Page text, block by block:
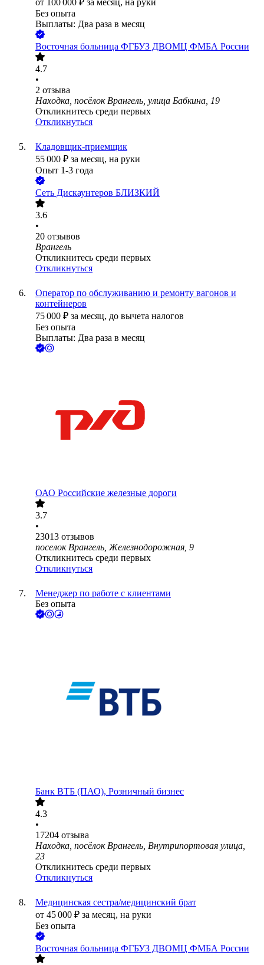
от 100 000 ₽ за месяц, на руки
Без опыта
Выплаты: Два раза в месяц
Восточная больница ФГБУЗ ДВОМЦ ФМБА России
4.7
•
2 отзыва
Находка, посёлок Врангель, улица Бабкина, 19
Откликнитесь среди первых
Откликнуться
Кладовщик-приемщик
55 000 ₽ за месяц, на руки
Опыт 1-3 года
Сеть Дискаунтеров БЛИЗКИЙ
3.6
•
20 отзывов
Врангель
Откликнитесь среди первых
Откликнуться
Оператор по обслуживанию и ремонту вагонов и
контейнеров
75 000 ₽ за месяц, до вычета налогов
Без опыта
Выплаты: Два раза в месяц
ОАО Российские железные дороги
3.7
•
23013 отзывов
поселок Врангель, Железнодорожная, 9
Откликнитесь среди первых
Откликнуться
Менеджер по работе с клиентами
Без опыта
Банк ВТБ (ПАО), Розничный бизнес
4.3
•
17204 отзыва
Находка, посёлок Врангель, Внутрипортовая улица,
23
Откликнитесь среди первых
Откликнуться
Медицинская сестра/медицинский брат
от 45 000 ₽ за месяц, на руки
Без опыта
Восточная больница ФГБУЗ ДВОМЦ ФМБА России